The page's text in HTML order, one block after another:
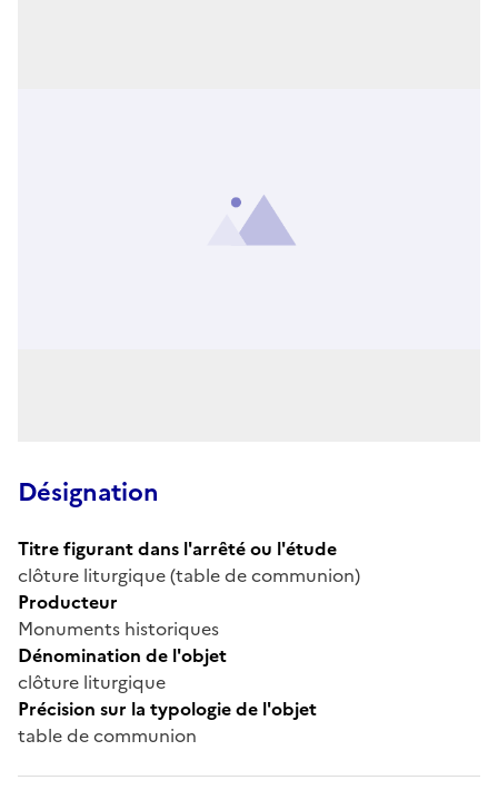
Désignation
Titre figurant dans l'arrêté ou l'étude
clôture liturgique (table de communion)
Producteur
Monuments historiques
Dénomination de l'objet
clôture liturgique
Précision sur la typologie de l'objet
table de communion